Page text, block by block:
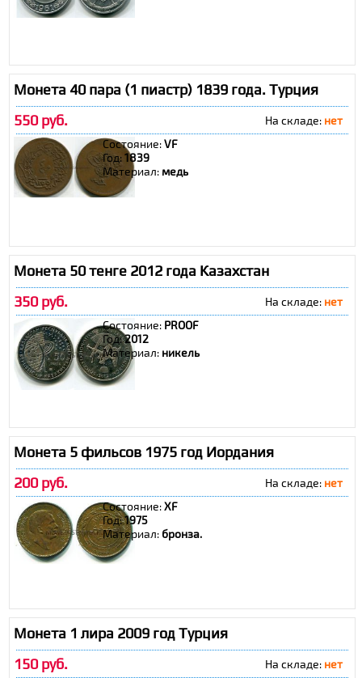
Монета 40 пара (1 пиастр) 1839 года. Турция
550 руб.
На складе: нет
Состояние:VF
Год:1839
Материал: медь
Монета 50 тенге 2012 года Казахстан
350 руб.
На складе: нет
Состояние: PROOF
Год:2012
Материал: никель
Монета 5 фильсов 1975 год Иордания
200 руб.
На складе: нет
Состояние:XF
Год:1975
Материал: бронза.
Монета 1 лира 2009 год Турция
150 руб.
На складе: нет